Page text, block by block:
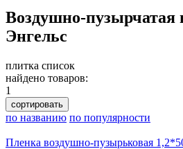
Воздушно-пузырчатая
Энгельс
плитка список
найдено товаров:
1
сортировать
по названию по популярности
Пленка воздушно-пузырьковая